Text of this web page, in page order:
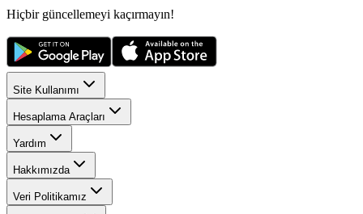
Hiçbir güncellemeyi kaçırmayın!
Site Kullanımı
Hesaplama Araçları
Yardım
Hakkımızda
Veri Politikamız